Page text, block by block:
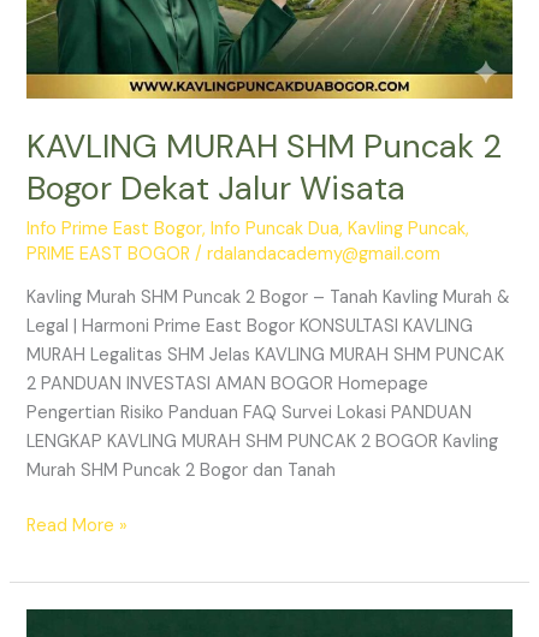
KAVLING MURAH SHM Puncak 2
Bogor Dekat Jalur Wisata
Info Prime East Bogor,Info Puncak Dua,Kavling Puncak,
PRIME EAST BOGOR /rdalandacademy@gmail.com
Kavling Murah SHM Puncak 2 Bogor – Tanah Kavling Murah &
Legal | Harmoni Prime East Bogor KONSULTASI KAVLING
MURAH Legalitas SHM Jelas KAVLING MURAH SHM PUNCAK
2 PANDUAN INVESTASI AMAN BOGOR Homepage
Pengertian Risiko Panduan FAQ Survei Lokasi PANDUAN
LENGKAP KAVLING MURAH SHM PUNCAK 2 BOGOR Kavling
Murah SHM Puncak 2 Bogor dan Tanah
Read More »